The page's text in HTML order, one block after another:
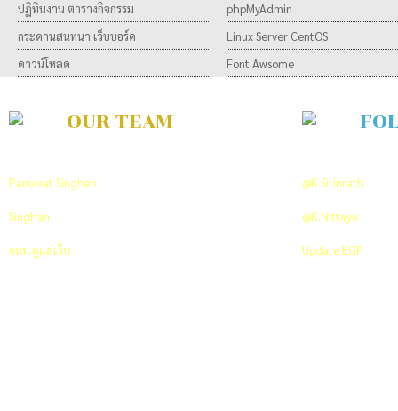
ปฏิทินงาน ตารางกิจกรรม
กระดานสนทนา เว็บบอร์ด
ดาวน์โหลด
phpMyAdmin
Linux Server CentOS
Font Awsome
OUR TEAM
Panuwat Singhan
Singhan
จนท.ดูแลเว็บ
@K.Sirinrath
@K.Nittaya
Update EGP